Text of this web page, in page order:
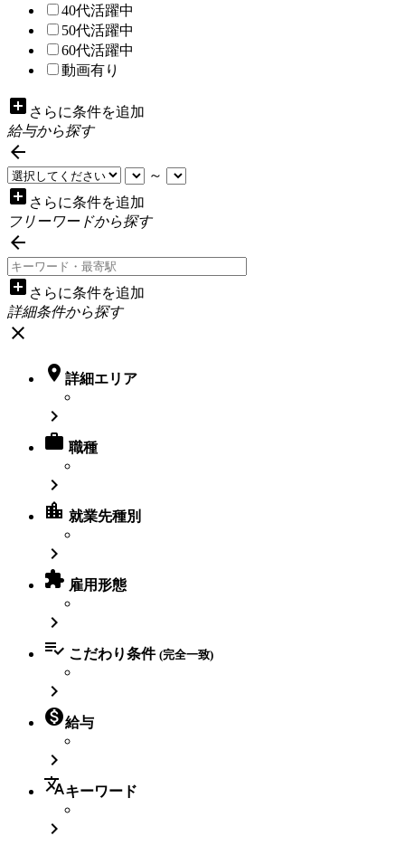
40代活躍中
50代活躍中
60代活躍中
動画有り
add_box さらに条件を追加
給与から探す

～
add_box さらに条件を追加
フリーワードから探す

add_box さらに条件を追加
詳細条件から探す
close
 詳細エリア

 職種

location_city 就業先種別

 雇用形態

 こだわり条件 (完全一致)

給与

translateキーワード
